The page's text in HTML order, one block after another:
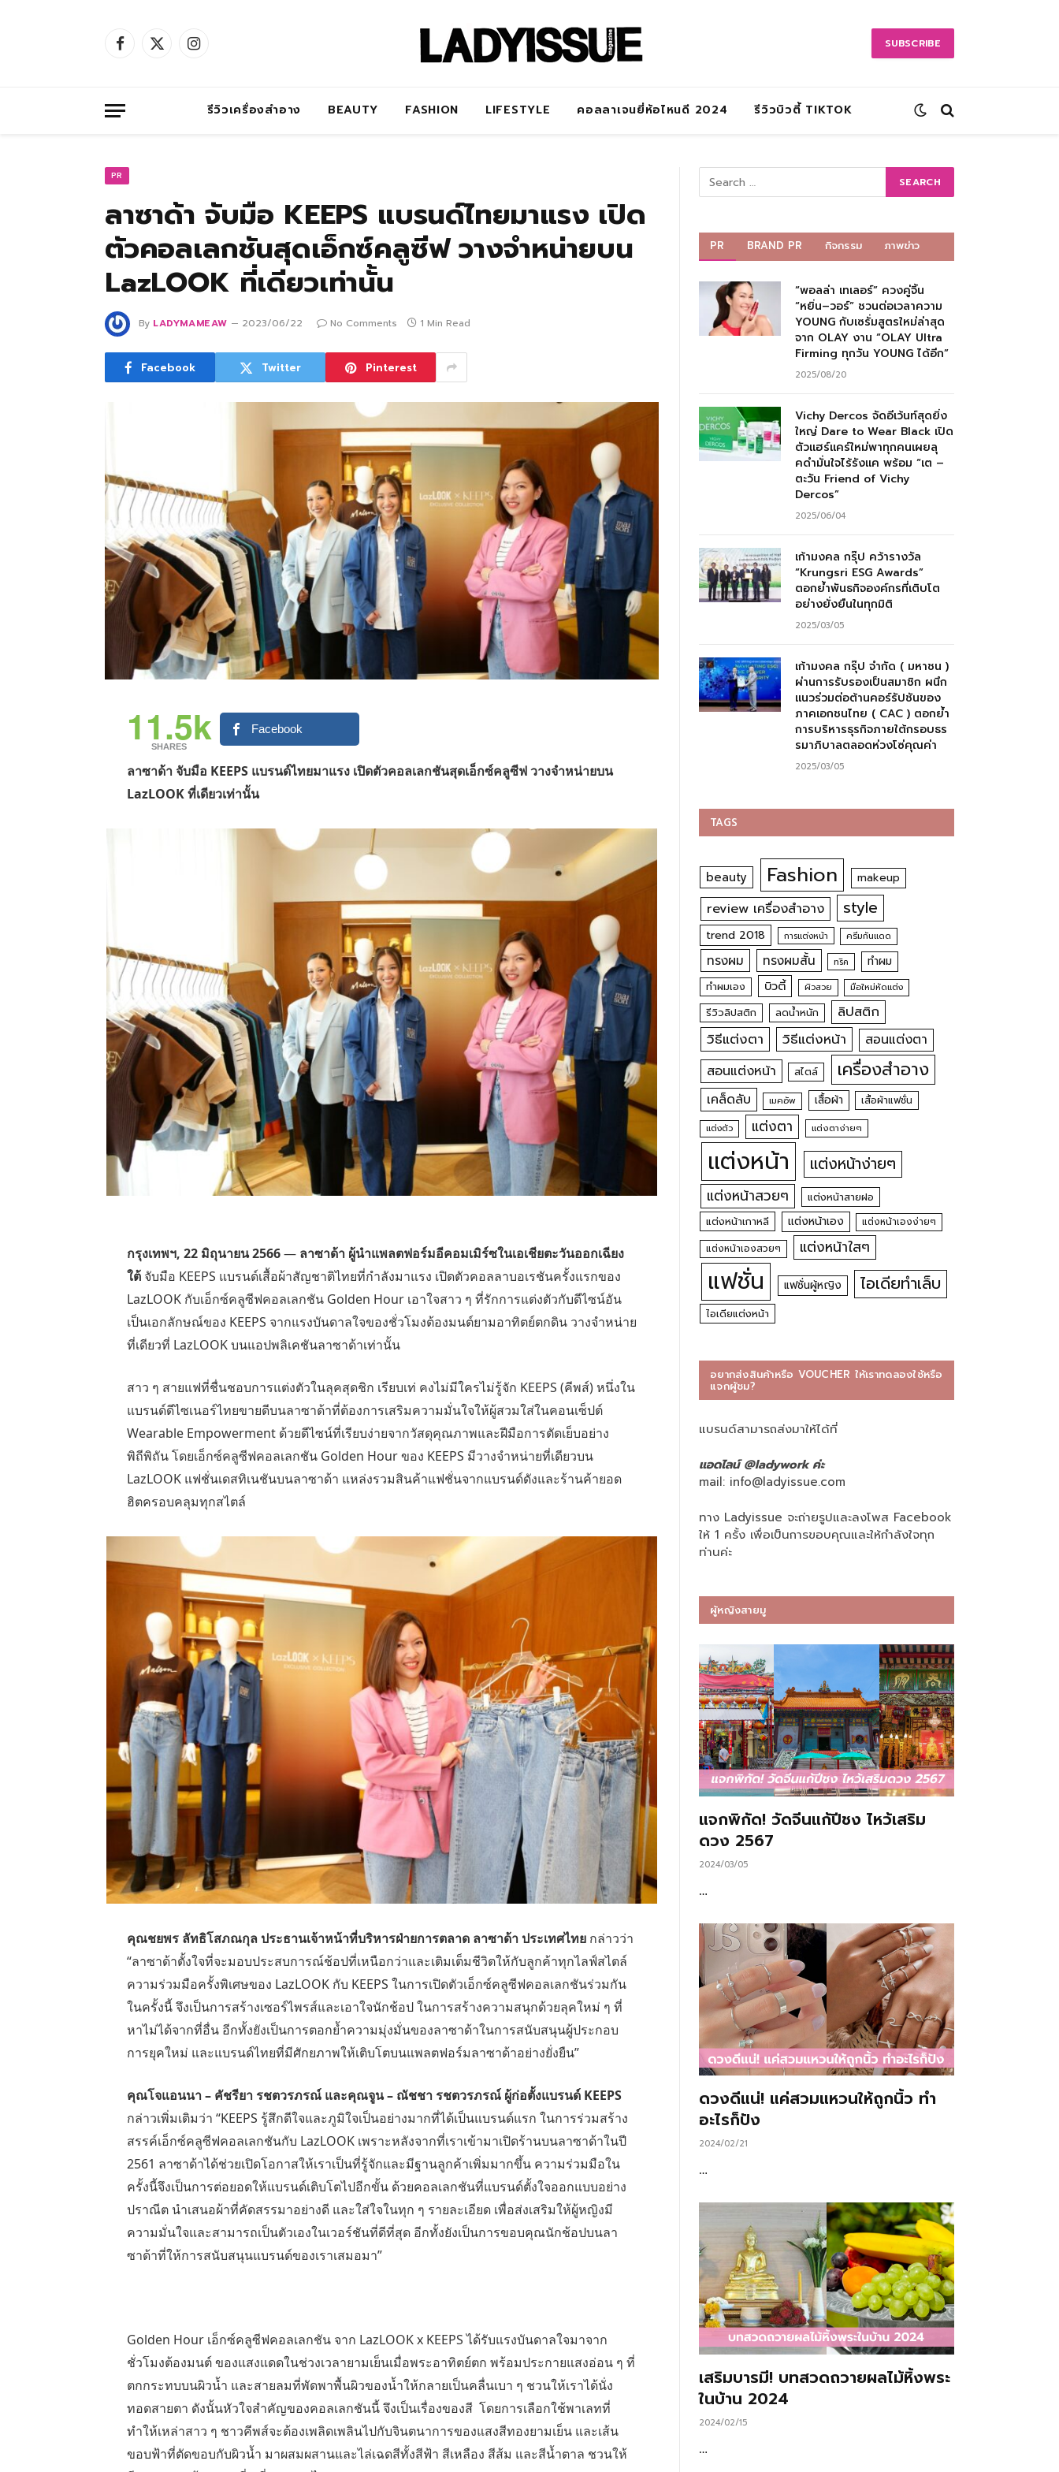
Facebook
X
Instagram SUBSCRIBE
รีวิวเครื่องสำอาง BEAUTY FASHION LIFESTYLE คอลลาเจนยี่ห้อไหนดี 2024 รีวิวบิวตี้ TIKTOK
PR
ลาซาด้า จับมือ KEEPS แบรนด์ไทยมาแรง เปิด
ตัวคอลเลกชันสุดเอ็กซ์คลูซีฟ วางจำหน่ายบน
LazLOOK ที่เดียวเท่านั้น
By LADYMAMEAW 2023/06/22 No Comments 1 Min Read
Facebook Twitter Pinterest
11.5k
SHARES
Facebook
ลาซาด้า จับมือ KEEPS แบรนด์ไทยมาแรง เปิดตัวคอลเลกชันสุดเอ็กซ์คลูซีฟวางจำหน่ายบน
LazLOOKที่เดียวเท่านั้น
กรุงเทพฯ, 22 มิถุนายน 2566— ลาซาด้า ผู้นำแพลตฟอร์มอีคอมเมิร์ซในเอเชียตะวันออกเฉียง
ใต้จับมือ KEEPS แบรนด์เสื้อผ้าสัญชาติไทยที่กำลังมาแรง เปิดตัวคอลลาบอเรชันครั้งแรกของ
LazLOOK กับเอ็กซ์คลูซีฟคอลเลกชันGolden Hour เอาใจสาว ๆ ที่รักการแต่งตัวกับดีไซน์อัน
เป็นเอกลักษณ์ของ KEEPS จากแรงบันดาลใจของชั่วโมงต้องมนต์ยามอาทิตย์ตกดิน วางจำหน่าย
ที่เดียวที่ LazLOOK บนแอปพลิเคชันลาซาด้าเท่านั้น
สาว ๆ สายแฟที่ชื่นชอบการแต่งตัวในลุคสุดชิก เรียบเท่ คงไม่มีใครไม่รู้จัก KEEPS (คีพส์) หนึ่งใน
แบรนด์ดีไซเนอร์ไทยขายดีบนลาซาด้าที่ต้องการเสริมความมั่นใจให้ผู้สวมใส่ในคอนเซ็ปต์
Wearable Empowerment ด้วยดีไซน์ที่เรียบง่ายจากวัสดุคุณภาพและฝีมือการตัดเย็บอย่าง
พิถีพิถัน โดยเอ็กซ์คลูซีฟคอลเลกชัน Golden Hourของ KEEPS มีวางจำหน่ายที่เดียวบน
LazLOOK แฟชั่นเดสทิเนชันบนลาซาด้า แหล่งรวมสินค้าแฟชั่นจากแบรนด์ดังและร้านค้ายอด
ฮิตครอบคลุมทุกสไตล์
คุณชยพร ลัทธิโสภณกุล ประธานเจ้าหน้าที่บริหารฝ่ายการตลาด ลาซาด้า ประเทศไทยกล่าวว่า
“ลาซาด้าตั้งใจที่จะมอบประสบการณ์ช้อปที่เหนือกว่าและเติมเต็มชีวิตให้กับลูกค้าทุกไลฟ์สไตล์
ความร่วมมือครั้งพิเศษของ LazLOOK กับ KEEPS ในการเปิดตัวเอ็กซ์คลูซีฟคอลเลกชันร่วมกัน
ในครั้งนี้ จึงเป็นการสร้างเซอร์ไพรส์และเอาใจนักช้อป ในการสร้างความสนุกด้วยลุคใหม่ ๆ ที่
หาไม่ได้จากที่อื่น อีกทั้งยังเป็นการตอกย้ำความมุ่งมั่นของลาซาด้าในการสนับสนุนผู้ประกอบ
การยุคใหม่ และแบรนด์ไทยที่มีศักยภาพให้เติบโตบนแพลตฟอร์มลาซาด้าอย่างยั่งยืน”
คุณโจแอนนา – คัชรียา รชตวรภรณ์ และคุณจูน – ณัชชา รชตวรภรณ์ ผู้ก่อตั้งแบรนด์ KEEPS
กล่าวเพิ่มเติมว่า “KEEPS รู้สึกดีใจและภูมิใจเป็นอย่างมากที่ได้เป็นแบรนด์แรก ในการร่วมสร้าง
สรรค์เอ็กซ์คลูซีฟคอลเลกชันกับ LazLOOK เพราะหลังจากที่เราเข้ามาเปิดร้านบนลาซาด้าในปี
2561 ลาซาด้าได้ช่วยเปิดโอกาสให้เราเป็นที่รู้จักและมีฐานลูกค้าเพิ่มมากขึ้น ความร่วมมือใน
ครั้งนี้จึงเป็นการต่อยอดให้แบรนด์เติบโตไปอีกขั้น ด้วยคอลเลกชันที่แบรนด์ตั้งใจออกแบบอย่าง
ปราณีต นำเสนอผ้าที่คัดสรรมาอย่างดี และใส่ใจในทุก ๆ รายละเอียด เพื่อส่งเสริมให้ผู้หญิงมี
ความมั่นใจและสามารถเป็นตัวเองในเวอร์ชันที่ดีที่สุด อีกทั้งยังเป็นการขอบคุณนักช้อปบนลา
ซาด้าที่ให้การสนับสนุนแบรนด์ของเราเสมอมา”
Golden Hour เอ็กซ์คลูซีฟคอลเลกชัน จาก LazLOOK x KEEPS ได้รับแรงบันดาลใจมาจาก
ชั่วโมงต้องมนต์ ของแสงแดดในช่วงเวลายามเย็นเมื่อพระอาทิตย์ตก พร้อมประกายแสงอ่อน ๆ ที่
ตกกระทบบนผิวน้ำ และสายลมที่พัดพาพื้นผิวของน้ำให้กลายเป็นคลื่นเบา ๆ ชวนให้เราได้นั่ง
ทอดสายตา ดังนั้นหัวใจสำคัญของคอลเลกชันนี้ จึงเป็นเรื่องของสี โดยการเลือกใช้พาเลทที่
ทำให้เหล่าสาว ๆ ชาวคีพส์จะต้องเพลิดเพลินไปกับจินตนาการของแสงสีทองยามเย็น และเส้น
ขอบฟ้าที่ตัดขอบกับผิวน้ำ มาผสมผสานและไล่เฉดสีทั้งสีฟ้า สีเหลือง สีส้ม และสีน้ำตาล ชวนให้
PR BRAND PR กิจกรรม ภาพข่าว
“พอลล่า เทเลอร์” ควงคู่จิ้น
“หยิ่น–วอร์” ชวนต่อเวลาความ
YOUNG กับเซรั่มสูตรใหม่ล่าสุด
จาก OLAY งาน “OLAY Ultra
Firming ทุกวัน YOUNG ได้อีก”
2025/08/20
Vichy Dercos จัดอีเว้นท์สุดยิ่ง
ใหญ่ Dare to Wear Black เปิด
ตัวแฮร์แคร์ใหม่พาทุกคนเผยลุ
คดำมั่นใจไร้รังแค พร้อม “เต –
ตะวัน Friend of Vichy
Dercos”
2025/06/04
เก้ามงคล กรุ๊ป คว้ารางวัล
“Krungsri ESG Awards”
ตอกย้ำพันธกิจองค์กรที่เติบโต
อย่างยั่งยืนในทุกมิติ
2025/03/05
เก้ามงคล กรุ๊ป จำกัด ( มหาชน )
ผ่านการรับรองเป็นสมาชิก ผนึก
แนวร่วมต่อต้านคอร์รัปชันของ
ภาคเอกชนไทย ( CAC ) ตอกย้ำ
การบริหารธุรกิจภายใต้กรอบธร
รมาภิบาลตลอดห่วงโซ่คุณค่า
2025/03/05
TAGS
beauty Fashion makeup
review เครื่องสำอาง style
trend 2018 การแต่งหน้า ครีมกันแดด
ทรงผม ทรงผมสั้น ทริค ทำผม
ทำผมเอง บิวตี้ ผิวสวย มือใหม่หัดแต่ง
รีวิวลิปสติก ลดน้ำหนัก ลิปสติก
วิธีแต่งตา วิธีแต่งหน้า สอนแต่งตา
สอนแต่งหน้า สไตล์ เครื่องสำอาง
เคล็ดลับ เมคอัพ เสื้อผ้า เสื้อผ้าแฟชั่น
แต่งตัว แต่งตา แต่งตาง่ายๆ
แต่งหน้า แต่งหน้าง่ายๆ
แต่งหน้าสวยๆ
แต่งหน้าสายฝอ
แต่งหน้าเกาหลี
แต่งหน้าเอง
แต่งหน้าเองง่ายๆ
แต่งหน้าเองสวยๆ
แต่งหน้าใสๆ
แฟชั่น แฟชั่นผู้หญิง ไอเดียทำเล็บ
ไอเดียแต่งหน้า
อยากส่งสินค้าหรือ VOUCHER ให้เราทดลองใช้หรือ
แจกผู้ชม?
แบรนด์สามารถส่งมาให้ได้ที่
แอดไลน์ @ladywork ค่ะ
mail: info@ladyissue.com
ทาง Ladyissue จะถ่ายรูปและลงโพส Facebook
ให้ 1 ครั้ง เพื่อเป็นการขอบคุณและให้กำลังใจทุก
ท่านค่ะ
ผู้หญิงสายมู
แจกพิกัด! วัดจีนแก้ปีชง ไหว้เสริม
ดวง 2567
2024/03/05
…
ดวงดีแน่! แค่สวมแหวนให้ถูกนิ้ว ทำ
อะไรก็ปัง
2024/02/21
…
เสริมบารมี! บทสวดถวายผลไม้หิ้งพระ
ในบ้าน 2024
2024/02/15
…